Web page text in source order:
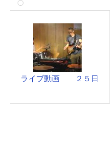
ライブ動画 ２５日